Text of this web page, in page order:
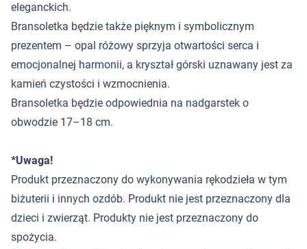
eleganckich.
Bransoletka będzie także pięknym i symbolicznym
prezentem – opal różowy sprzyja otwartości serca i
emocjonalnej harmonii, a kryształ górski uznawany jest za
kamień czystości i wzmocnienia.
Bransoletka będzie odpowiednia na nadgarstek o
obwodzie 17–18 cm.
*Uwaga!
Produkt przeznaczony do wykonywania rękodzieła w tym
biżuterii i innych ozdób. Produkt nie jest przeznaczony dla
dzieci i zwierząt. Produkty nie jest przeznaczony do
spożycia.